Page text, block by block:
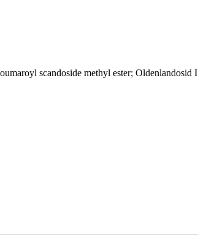
scandoside methyl ester; Oldenlandosid I